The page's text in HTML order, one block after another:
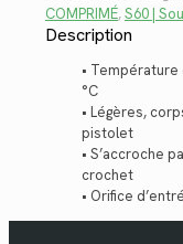
COMPRIMÉ,S60 |
Description
• Température
°C
• Légères,
pistolet
• S’accroche
crochet
• Orifice